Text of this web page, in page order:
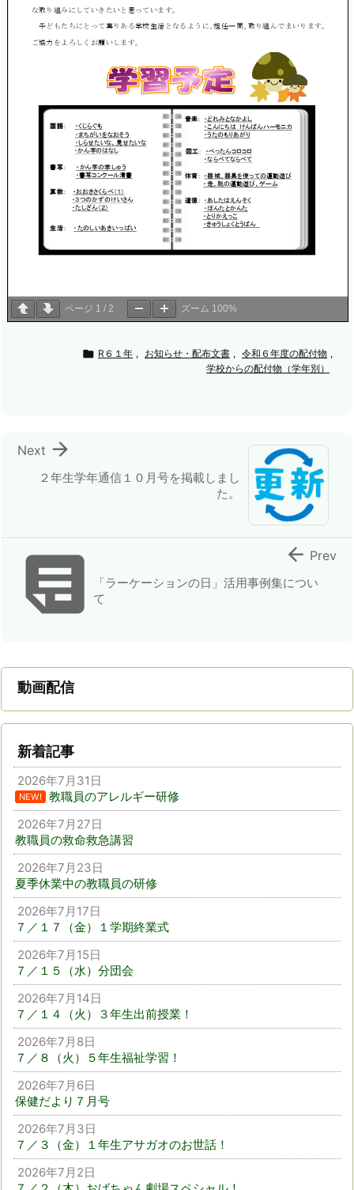
ページ 1 / 2 ズーム 100%
 R６１年 , お知らせ・配布文書 , 令和６年度の配付物 ,
学校からの配付物（学年別）
２年生学年通信１０月号を掲載しまし
た。

Next
 「ラーケーションの日」活用事例集につい
て
 Prev
動画配信
新着記事
2026年7月31日
NEW!
教職員のアレルギー研修
2026年7月27日
教職員の救命救急講習
2026年7月23日
夏季休業中の教職員の研修
2026年7月17日
７／１７（金）１学期終業式
2026年7月15日
７／１５（水）分団会
2026年7月14日
７／１４（火）３年生出前授業！
2026年7月8日
７／８（火）５年生福祉学習！
2026年7月6日
保健だより７月号
2026年7月3日
７／３（金）１年生アサガオのお世話！
2026年7月2日